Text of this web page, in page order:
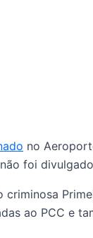
no
foi
ao PCC e